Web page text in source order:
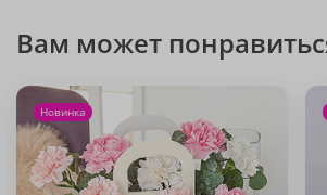
Вам может
Новинка